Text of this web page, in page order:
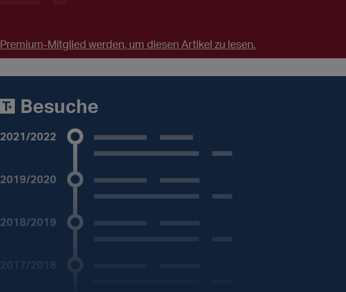
Premium-Mitglied werden, um diesen Artikel zu lesen.
Besuche
2021/2022 Besuche: _.___
Veranstaltungen: ___
2019/2020 Besuche: __.___
Veranstaltungen: ___
2018/2019 Besuche: __.___
2017/2018